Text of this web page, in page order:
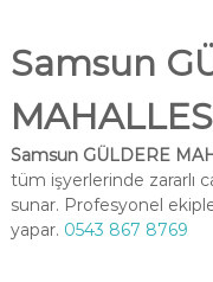
Samsun
Samsun GÜLDERE
tüm işyerlerinde zararlı
sunar. Profesyonel
yapar. 0543 867 8769